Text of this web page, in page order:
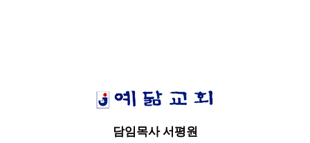
담임목사 서평원